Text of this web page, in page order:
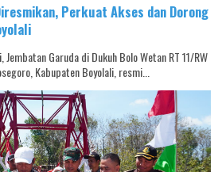
Perkuat Akses dan Dorong
Jembatan Garuda di Dukuh Bolo Wetan RT 11/RW
Kabupaten Boyolali, resmi...